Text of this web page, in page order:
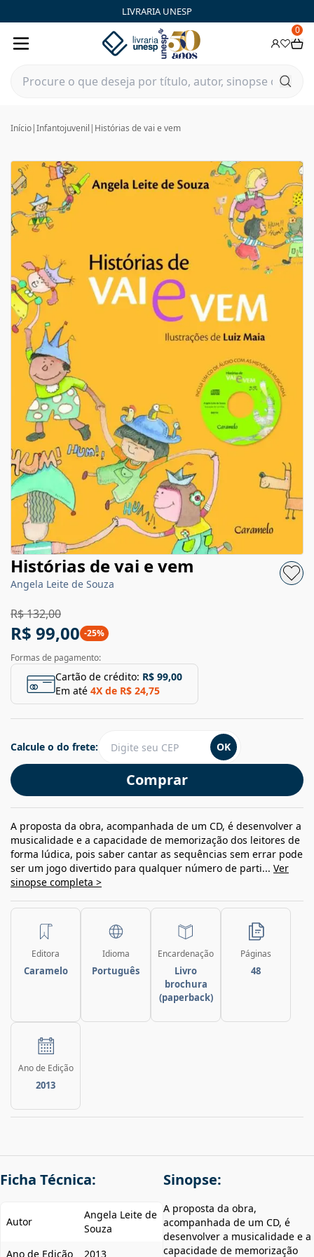
LIVRARIA UNESP
0
Início|Infantojuvenil | Histórias de vai e vem
Histórias de vai e vem
Angela Leite de Souza
R$ 132,00
R$ 99,00 -25%
Formas de pagamento:
Cartão de crédito: R$ 99,00
Em até 4X de R$ 24,75
Comprar
Calcule o do frete: OK
A proposta da obra, acompanhada de um CD, é desenvolver a
musicalidade e a capacidade de memorização dos leitores de
forma lúdica, pois saber cantar as sequências sem errar pode
ser um jogo divertido para qualquer número de parti... Ver
sinopse completa >
Editora
Caramelo
Idioma
Português
Encardenação
Livro
brochura
(paperback)
Páginas
48
Ano de Edição
2013
Ficha Técnica:
Autor
Angela Leite de
Souza
Ano de Edição
2013
Sinopse:
A proposta da obra,
acompanhada de um CD, é
desenvolver a musicalidade e a
capacidade de memorização